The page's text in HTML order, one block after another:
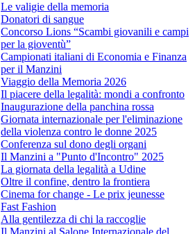
Le valigie della memoria
Donatori di sangue
Concorso Lions “Scambi giovanili e campi
per la gioventù”
Campionati italiani di Economia e Finanza
per il Manzini
Viaggio della Memoria 2026
Il piacere della legalità: mondi a confronto
Inaugurazione della panchina rossa
Giornata internazionale per l'eliminazione
della violenza contro le donne 2025
Conferenza sul dono degli organi
Il Manzini a "Punto d'Incontro" 2025
La giornata della legalità a Udine
Oltre il confine, dentro la frontiera
Cinema for change - Le prix jeunesse
Fast Fashion
Alla gentilezza di chi la raccoglie